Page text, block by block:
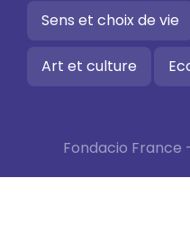
Sens et choix de vie
Art et culture
Fondacio France